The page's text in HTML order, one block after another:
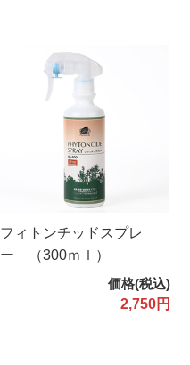
フィトンチッドスプレ
ー （300ｍｌ）
価格(税込)
2,750円